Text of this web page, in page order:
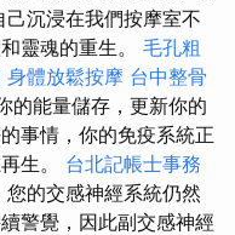
沉浸在我們按摩室不
靈魂的重生。 毛孔粗
身體放鬆按摩 台中整骨
的能量儲存，更新你的
事情，你的免疫系統正
生。 台北記帳士事務
的交感神經系統仍然
警覺，因此副交感神經